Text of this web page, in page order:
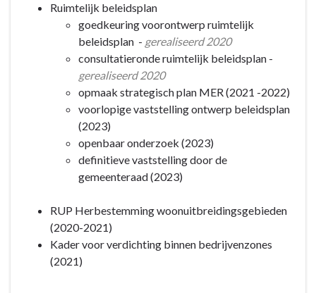
Ruimtelijk beleidsplan
goedkeuring voorontwerp ruimtelijk
beleidsplan - gerealiseerd 2020
consultatieronde ruimtelijk beleidsplan -
gerealiseerd 2020
opmaak strategisch plan MER (2021 -2022)
voorlopige vaststelling ontwerp beleidsplan
(2023)
openbaar onderzoek (2023)
definitieve vaststelling door de
gemeenteraad (2023)
RUP Herbestemming woonuitbreidingsgebieden
(2020-2021)
Kader voor verdichting binnen bedrijvenzones
(2021)